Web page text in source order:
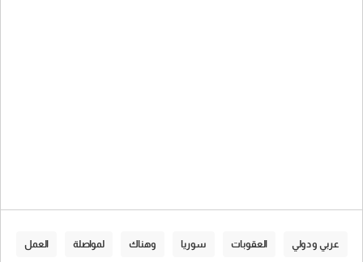
عربي و دولي العقوبات سوريا وهناك لمواصلة العمل